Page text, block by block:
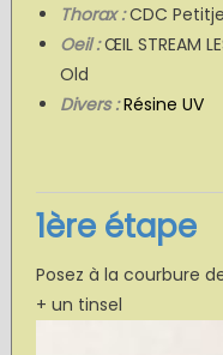
Thorax :CDC
Oeil :ŒIL STREAM
Old
Divers : Résine UV
1ère étape
Posez à la courbure
+ un tinsel